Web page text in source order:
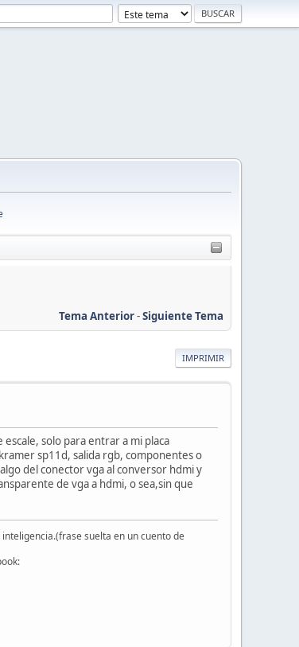
Tema Anterior-Siguiente Tema
IMPRIMIR
solo para entrar a mi placa
sp11d, salida rgb, componentes o
del conector vga al conversor hdmi y
de vga a hdmi, o sea,sin que
suelta en un cuento de